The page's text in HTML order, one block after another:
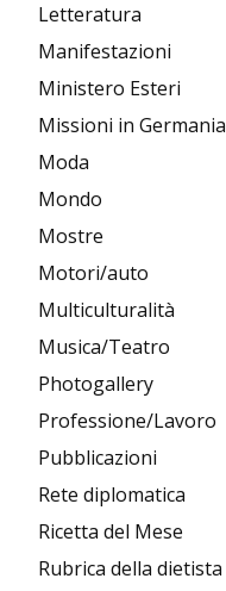
Letteratura
Manifestazioni
Ministero Esteri
Missioni in Germania
Moda
Mondo
Mostre
Motori/auto
Multiculturalità
Musica/Teatro
Photogallery
Professione/Lavoro
Pubblicazioni
Rete diplomatica
Ricetta del Mese
Rubrica della dietista